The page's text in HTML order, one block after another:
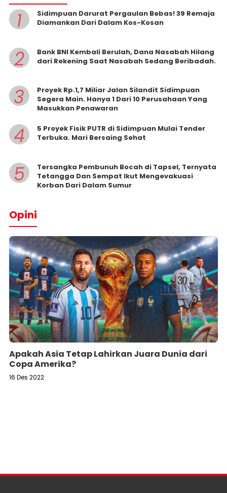
1
Sidimpuan Darurat Pergaulan Bebas! 39 Remaja
Diamankan Dari Dalam Kos-Kosan
2
Bank BNI Kembali Berulah, Dana Nasabah Hilang
dari Rekening Saat Nasabah Sedang Beribadah.
3
Proyek Rp.1,7 Miliar Jalan Silandit Sidimpuan
Segera Main. Hanya 1 Dari 10 Perusahaan Yang
Masukkan Penawaran
4
5 Proyek Fisik PUTR di Sidimpuan Mulai Tender
Terbuka. Mari Bersaing Sehat
5
Tersangka Pembunuh Bocah di Tapsel, Ternyata
Tetangga Dan Sempat Ikut Mengevakuasi
Korban Dari Dalam Sumur
Opini
Apakah Asia Tetap Lahirkan Juara Dunia dari
Copa Amerika?
16 Des 2022